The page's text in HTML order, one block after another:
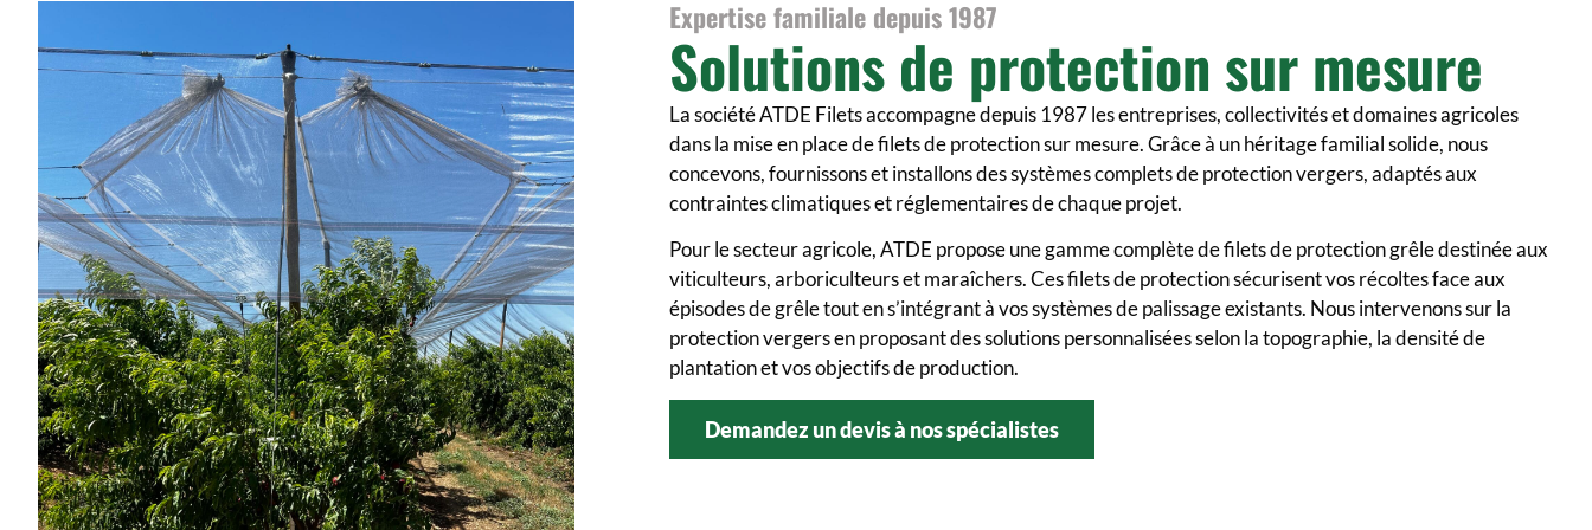
Expertise familiale depuis 1987
Solutions de protection sur mesure
La société ATDE Filetsaccompagne depuis 1987 les entreprises, collectivités et domaines agricoles
dans la mise en place de filets de protection sur mesure. Grâce à un héritage familial solide, nous
concevons, fournissons et installons des systèmes complets de protection vergers, adaptés aux
contraintes climatiques et réglementaires de chaque projet.
Pourle secteur agricole, ATDE propose une gamme complète de filets de protection grêle destinée aux
viticulteurs, arboriculteurs et maraîchers. Ces filets de protection sécurisent vos récoltes face aux
épisodes de grêle tout en s’intégrant à vos systèmes de palissage existants. Nous intervenons sur la
protection vergers en proposant des solutions personnalisées selon la topographie, la densité de
plantation et vos objectifs de production.
Demandez un devis à nos spécialistes